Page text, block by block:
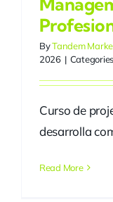
ByTandem
2026 |
Curso de
desarrolla
Read More